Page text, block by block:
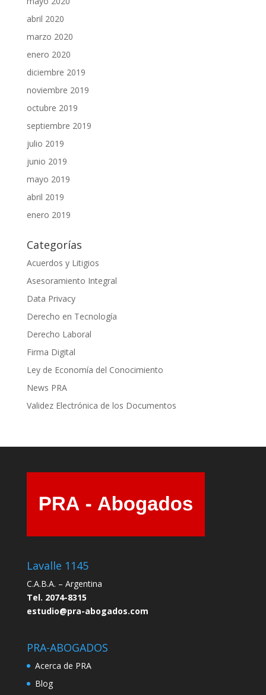
abril 2020
marzo 2020
enero 2020
diciembre 2019
noviembre 2019
octubre 2019
septiembre 2019
julio 2019
junio 2019
mayo 2019
abril 2019
enero 2019
Categorías
Acuerdos y Litigios
Asesoramiento Integral
Data Privacy
Derecho en Tecnología
Derecho Laboral
Firma Digital
Ley de Economía del Conocimiento
News PRA
Validez Electrónica de los Documentos
Lavalle 1145
C.A.B.A. – Argentina
Tel. 2074-8315
estudio@pra-abogados.com
PRA-ABOGADOS
Acerca de PRA
Blog